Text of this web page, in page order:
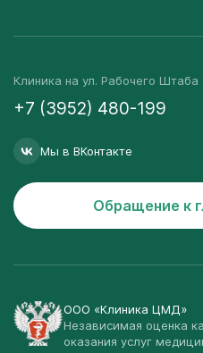
Клиника на ул. Рабочего Штаба
+7 (3952) 480-199
Мы в ВКонтакте
Обращение к
ООО «Клиника ЦМД»
Независимая оценка
оказания услуг